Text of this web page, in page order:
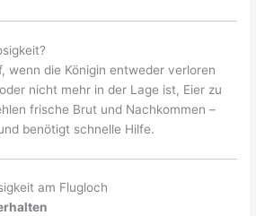
wenn die Königin entweder verloren
nicht mehr in der Lage ist, Eier zu
frische Brut und Nachkommen –
benötigt schnelle Hilfe.
am Flugloch